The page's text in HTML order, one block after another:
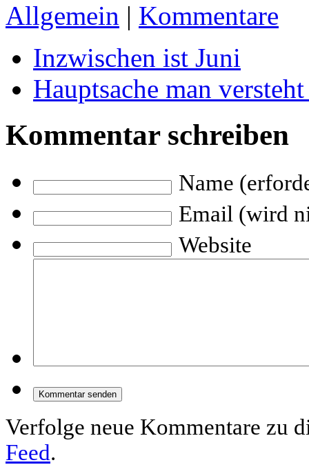
Allgemein | Kommentare
Inzwischen ist Juni
Hauptsache man
Kommentar schreiben
Name
Email (wird
Website
Verfolge neue Kommentare zu
Feed.